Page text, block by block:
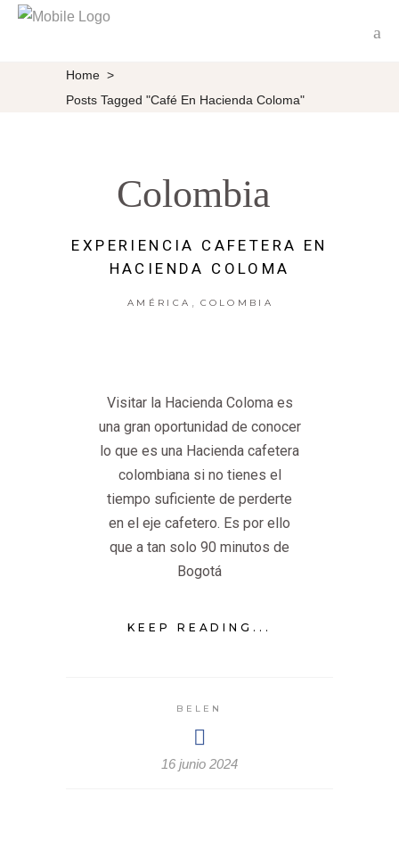
Home >
Posts Tagged "café En Hacienda Coloma"
Colombia
EXPERIENCIA CAFETERA EN
HACIENDA COLOMA
AMÉRICA COLOMBIA
Visitar la Hacienda Coloma es
una gran oportunidad de conocer
lo que es una Hacienda cafetera
colombiana si no tienes el
tiempo suficiente de perderte
en el eje cafetero. Es por ello
que a tan solo 90 minutos de
Bogotá
KEEP READING...
BELEN
16 junio 2024